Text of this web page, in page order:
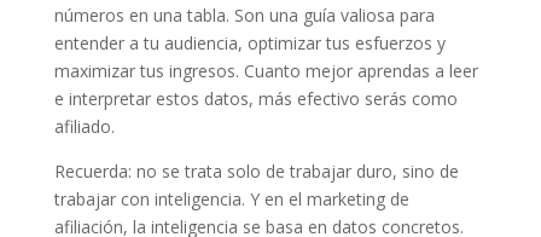
números en una tabla. Son una guía valiosa para
entender a tu audiencia, optimizar tus esfuerzos y
maximizar tus ingresos. Cuanto mejor aprendas a leer
e interpretar estos datos, más efectivo serás como
afiliado.
Recuerda: no se trata solo de trabajar duro, sino de
trabajar con inteligencia. Y en el marketing de
afiliación, la inteligencia se basa en datos concretos.